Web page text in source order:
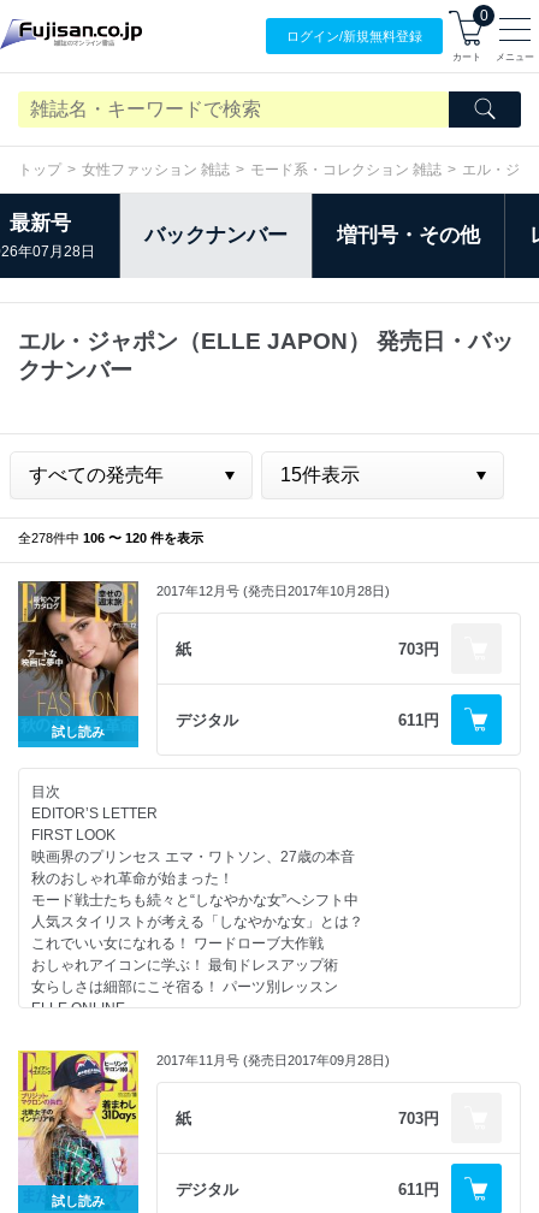
ログイン/新規無料登録
0
カート メニュー
トップ 女性ファッション 雑誌 モード系・コレクション 雑誌 エル・ジ
最新号
年07月28日
バックナンバー 増刊号・その他
エル・ジャポン（ELLE JAPON） 発売日・バッ
クナンバー
全278件中 106 〜 120 件を表示
試し読み
2017年12月号 (発売日2017年10月28日)
紙 703円
デジタル 611円
目次
EDITOR’S LETTER
FIRST LOOK
映画界のプリンセス エマ・ワトソン、27歳の本音
秋のおしゃれ革命が始まった！
モード戦士たちも続々と“しなやかな女”へシフト中
人気スタイリストが考える「しなやかな女」とは？
これでいい女になれる！ ワードローブ大作戦
おしゃれアイコンに学ぶ！ 最旬ドレスアップ術
女らしさは細部にこそ宿る！ パーツ別レッスン
ELLE ONLINE
達人が教える週末旅
スタイルの起源をたどる旅
EDITOR’S PICK
最旬小物で完成する秋のニューモード
いつだっておしゃれの合言葉は“パリ・シック”
時代をリードするミューズたちのマイ・スタイル
ビッグシルエットを遊ぶ旬アウター
弾けるスポーティマインド
試し読み
2017年11月号 (発売日2017年09月28日)
紙 703円
デジタル 611円